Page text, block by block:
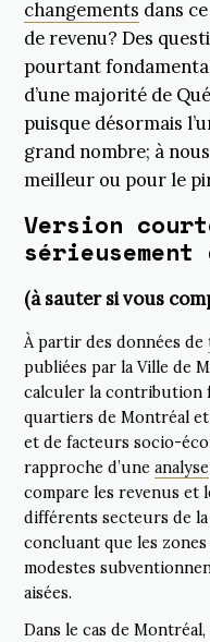
changements dans
de revenu? Des
pourtant
d’une majorité de
puisque désormais
grand nombre; à
meilleur ou pour le
Version
(à sauter si vous
À partir des données de
publiées par la Ville de
calculer la contribution
quartiers de Montréal et
et de facteurs socio-
rapproche d’uneanalyse
compare les revenus et
différents secteurs de
concluant que les
modestes
aisées.
Dans le cas de